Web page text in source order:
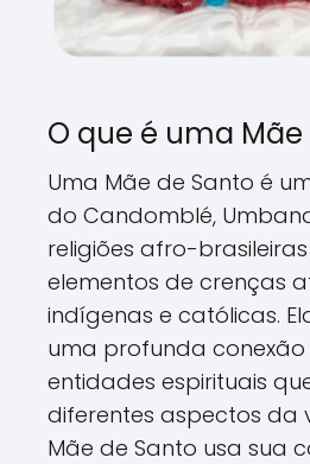
O que é uma
Uma Mãe de Santo é
do Candomblé,
religiões afro-
elementos de crenças
indígenas e católicas.
uma profunda conexão
entidades espirituais
diferentes aspectos da
Mãe de Santo usa sua